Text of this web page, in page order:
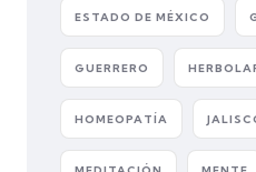
ESTADO DE MÉXICO
GUERRERO
HOMEOPATÍA